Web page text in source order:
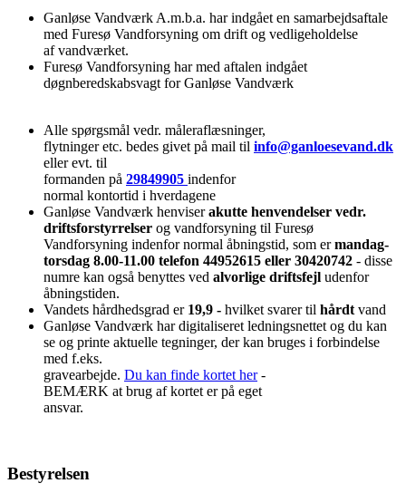
Ganløse Vandværk A.m.b.a. har indgået en samarbejdsaftale
med Furesø Vandforsyning om drift og vedligeholdelse
af vandværket.
Furesø Vandforsyning har med aftalen indgået
døgnberedskabsvagt for Ganløse Vandværk
Alle spørgsmål vedr. måleraflæsninger,
flytninger etc. bedes givet på mail til info@ganloesevand.dk
eller evt. til
formanden på 29849905 indenfor
normal kontortid i hverdagene
Ganløse Vandværk henviserakutte henvendelser vedr.
driftsforstyrrelser og vandforsyning til Furesø
Vandforsyning indenfor normal åbningstid, som ermandag-
torsdag 8.00-11.00 telefon 44952615 eller 30420742 - disse
numre kan også benyttes ved alvorlige driftsfejl udenfor
åbningstiden.
Vandets hårdhedsgrad er 19,9 - hvilket svarer til hårdt vand
Ganløse Vandværk har digitaliseret ledningsnettet og du kan
se og printe aktuelle tegninger, der kan bruges i forbindelse
med f.eks.
gravearbejde. Du kan finde kortet her-
BEMÆRK at brug af kortet er på eget
ansvar.
Bestyrelsen